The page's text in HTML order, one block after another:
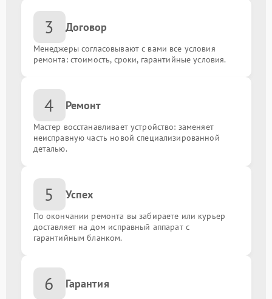
3 Договор
Менеджеры согласовывают с вами все условия
ремонта: стоимость, сроки, гарантийные условия.
4 Ремонт
Мастер восстанавливает устройство: заменяет
неисправную часть новой специализированной
деталью.
5 Успех
По окончании ремонта вы забираете или курьер
доставляет на дом исправный аппарат с
гарантийным бланком.
6 Гарантия